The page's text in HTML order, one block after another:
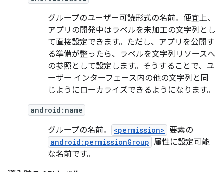
グループのユーザー可読形式の名前。便宜上、
アプリの開発中はラベルを未加工の文字列とし
て直接設定できます。ただし、アプリを公開す
る準備が整ったら、ラベルを文字列リソースへ
の参照として設定します。そうすることで、ユ
ーザー インターフェース内の他の文字列と同
じようにローカライズできるようになります。
android:name
グループの名前。 <permission> 要素の
android:permissionGroup 属性に設定可能
な名前です。